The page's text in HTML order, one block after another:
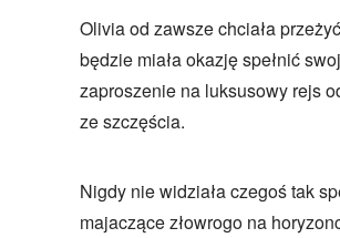
Olivia od zawsze chciała
będzie miała okazję spełnić
zaproszenie na luksusowy rejs
ze szczęścia.
Nigdy nie widziała czegoś tak
majaczące złowrogo na